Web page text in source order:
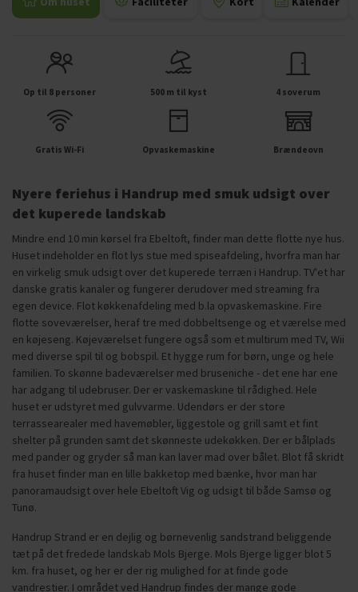
Op til 8 personer 500 m til kyst 4 soverum
Gratis Wi-Fi Opvaskemaskine Brændeovn
Nyere feriehus i Handrup med smuk udsigt over
det kuperede landskab
Mindre end 10 min kørsel fra Ebeltoft, finder man dette flotte nye hus.
Huset indeholder en flot lys stue med spiseafdeling, hvorfra man har
en virkelig smuk udsigt over det kuperede terræn i Handrup. TV'et har
danske gratis kanaler og fungerer derudover med streaming fra
egen device. Flot køkkenafdeling med b.la opvaskemaskine. Fire
flotte soveværelser, heraf tre med dobbeltsenge og et værelse med
en køjeseng. Køjeværelset fungere også som et multirum med TV, Wii
med diverse spil til og bobspil. Et hygge rum for børn, unge og hele
familien. To skønne badeværelser med bruseniche - det ene har ene
har adgang til udebruser. Der er vaskemaskine til rådighed. Hele
huset er udstyret med gulvvarme. Udendørs er der store
terrassearealer med havemøbler, liggestole og grill samt et fint
shelter på grunden samt det skønneste udekøkken. Der er bålplads
med pander og gryder så man kan laver mad over bålet. Blot få skridt
fra huset finder man en lille bakketop med bænke, hvor man har
panoramaudsigt over hele Ebeltoft Vig og udsigt til både Samsø og
Tunø.
Handrup Strand er en dejlig og børnevenlig sandstrand beliggende
tæt på det fredede landskab Mols Bjerge. Mols Bjerge ligger blot 5
km. fra huset, og her er der rig mulighed for at finde gode
vandrestier. I området ved Handrup findes der mange gode